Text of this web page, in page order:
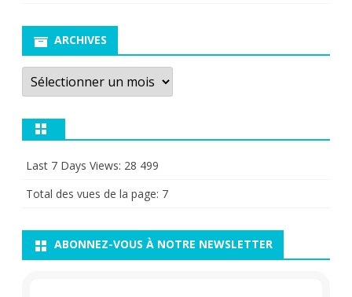
ARCHIVES
Archives
Last 7 Days Views: 28 499
Total des vues de la page: 7
ABONNEZ-VOUS À NOTRE NEWSLETTER